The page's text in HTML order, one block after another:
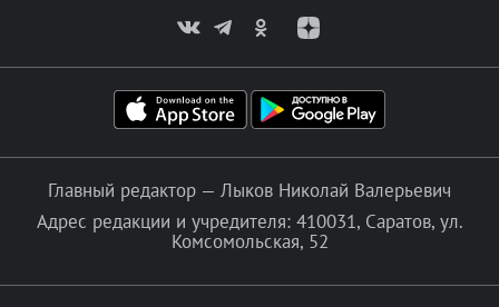
Главный редактор — Лыков Николай Валерьевич
Адрес редакции и учредителя: 410031, Саратов, ул.
Комсомольская, 52